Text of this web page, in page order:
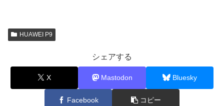
中…
HUAWEI P9
シェアする
X Mastodon Bluesky
Facebook コピー